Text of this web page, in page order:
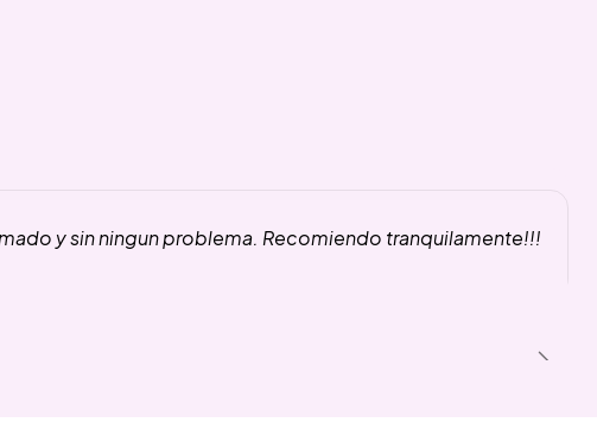
y sin ningun problema. Recomiendo tranquilamente!!!